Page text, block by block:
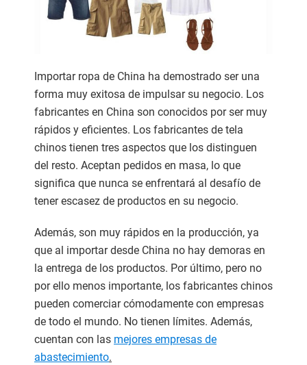
Importar ropa de China ha demostrado ser una
forma muy exitosa de impulsar su negocio. Los
fabricantes en China son conocidos por ser muy
rápidos y eficientes. Los fabricantes de tela
chinos tienen tres aspectos que los distinguen
del resto. Aceptan pedidos en masa, lo que
significa que nunca se enfrentará al desafío de
tener escasez de productos en su negocio.
Además, son muy rápidos en la producción, ya
que al importar desde China no hay demoras en
la entrega de los productos. Por último, pero no
por ello menos importante, los fabricantes chinos
pueden comerciar cómodamente con empresas
de todo el mundo. No tienen límites. Además,
cuentan con las mejores empresas de
abastecimiento.